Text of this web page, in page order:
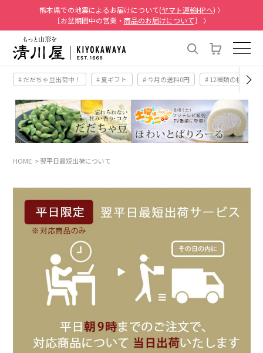
熊本県での地震によるお届けについて(ヤマト運輸HPへ) 〉
［お盆期間中の営業・ 商品のお届けについて］ 〉
# だだちゃ豆出荷中！ # 夏ギフト # 今月の送料0円 # 12種類の桃
HOME 翌平日最短出荷について